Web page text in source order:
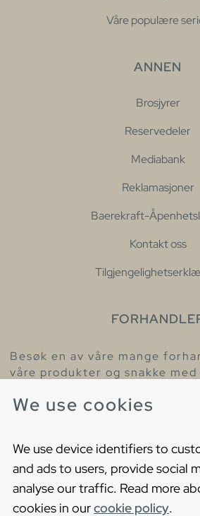
We use cookies
We use device identifiers to
and ads to users, provide social
analyse our traffic. Read more
cookies in ourcookie policy.
Våre populære
ANNEN
Brosjyrer
Reservedeler
Mediabank
Reklamasjoner
Baerekraft-
Kontakt oss
Besøk en av våre mange
våre produkter og snakke